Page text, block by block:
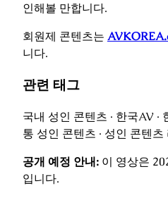
인해볼 만합니다.
회원제 콘텐츠는
니다.
관련 태그
국내 성인 콘텐츠 · 한국AV ·
통 성인 콘텐츠 · 성인 콘텐츠
공개 예정 안내: 이 영상은
입니다.